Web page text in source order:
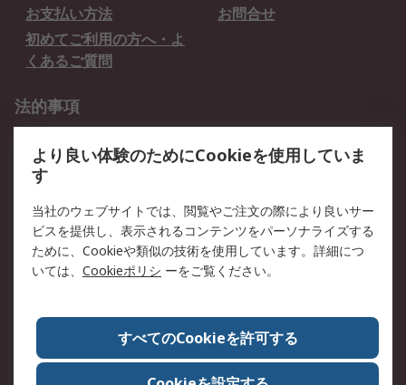
お支払い方法
お問合せ
初めてご利用の方へ・よ
くあるご質問
法的事項
クッキーポリシー
RSについて
会社概要
採用情報
プレスリリース＆お知ら
コーポレートサイト
全世界のRS
RSの歴史
ESGへの取り組み（英語）
認証について
より良い体験のためにCookieを使用していま
す
当社のウェブサイトでは、閲覧やご注文の際により良いサー
ビスを提供し、表示されるコンテンツをパーソナライズする
ために、Cookieや類似の技術を使用しています。詳細につ
いては、 Cookieポリシ ーをご覧ください。
すべてのCookieを許可する